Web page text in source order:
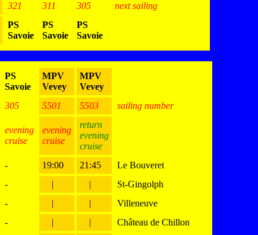
321 311 305
next sailing
PS
Savoie
PS
Savoie
PS
Savoie
PS
Savoie
MPV
Vevey
MPV
Vevey
305 5501 5503
sailing number
evening
cruise
evening
cruise
return
evening
cruise
- 19:00 21:45
Le Bouveret
- | |
St-Gingolph
- | |
Villeneuve
- | |
Château de Chillon